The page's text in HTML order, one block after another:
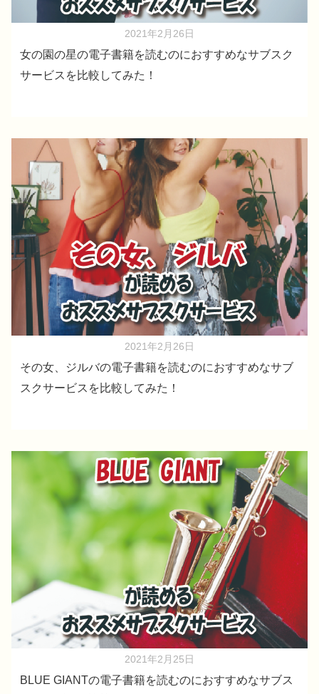
2021年2月26日
女の園の星の電子書籍を読むのにおすすめなサブスク
サービスを比較してみた！
2021年2月26日
その女、ジルバの電子書籍を読むのにおすすめなサブ
スクサービスを比較してみた！
2021年2月25日
BLUE GIANTの電子書籍を読むのにおすすめなサブス